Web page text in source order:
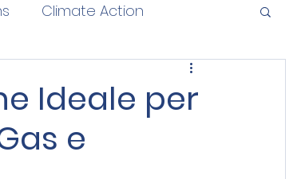
Climate Action
Ideale per
e